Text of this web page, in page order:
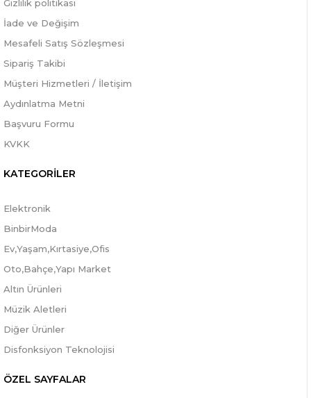
Gizlilik politikası
İade ve Değişim
Mesafeli Satış Sözleşmesi
Sipariş Takibi
Müşteri Hizmetleri / İletişim
Aydınlatma Metni
Başvuru Formu
KVKK
KATEGORİLER
Elektronik
BinbirModa
Ev,Yaşam,Kırtasiye,Ofis
Oto,Bahçe,Yapı Market
Altın Ürünleri
Müzik Aletleri
Diğer Ürünler
Disfonksiyon Teknolojisi
ÖZEL SAYFALAR